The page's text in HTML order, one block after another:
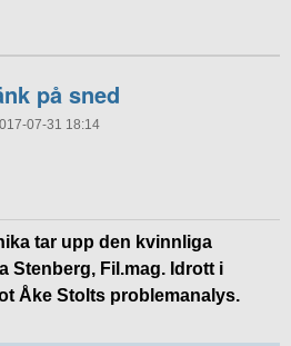
på sned
07-31 18:14
tar upp den kvinnliga
Stenberg, Fil.mag. Idrott i
Åke Stolts problemanalys.